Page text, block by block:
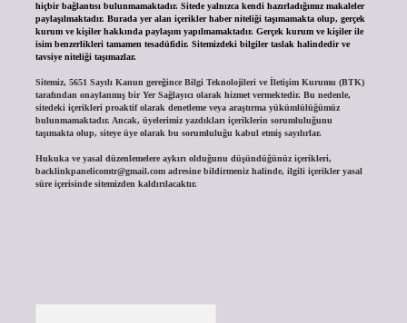
hiçbir bağlantısı bulunmamaktadır. Sitede yalnızca kendi hazırladığımız makaleler
paylaşılmaktadır. Burada yer alan içerikler haber niteliği taşımamakta olup, gerçek
kurum ve kişiler hakkında paylaşım yapılmamaktadır. Gerçek kurum ve kişiler ile
isim benzerlikleri tamamen tesadüfidir. Sitemizdeki bilgiler taslak halindedir ve
tavsiye niteliği taşımazlar.
Sitemiz, 5651 Sayılı Kanun gereğince Bilgi Teknolojileri ve İletişim Kurumu (BTK)
tarafından onaylanmış bir Yer Sağlayıcı olarak hizmet vermektedir. Bu nedenle,
sitedeki içerikleri proaktif olarak denetleme veya araştırma yükümlülüğümüz
bulunmamaktadır. Ancak, üyelerimiz yazdıkları içeriklerin sorumluluğunu
taşımakta olup, siteye üye olarak bu sorumluluğu kabul etmiş sayılırlar.
Hukuka ve yasal düzenlemelere aykırı olduğunu düşündüğünüz içerikleri,
backlinkpanelicomtr@gmail.comadresine bildirmeniz halinde, ilgili içerikler yasal
süre içerisinde sitemizden kaldırılacaktır.